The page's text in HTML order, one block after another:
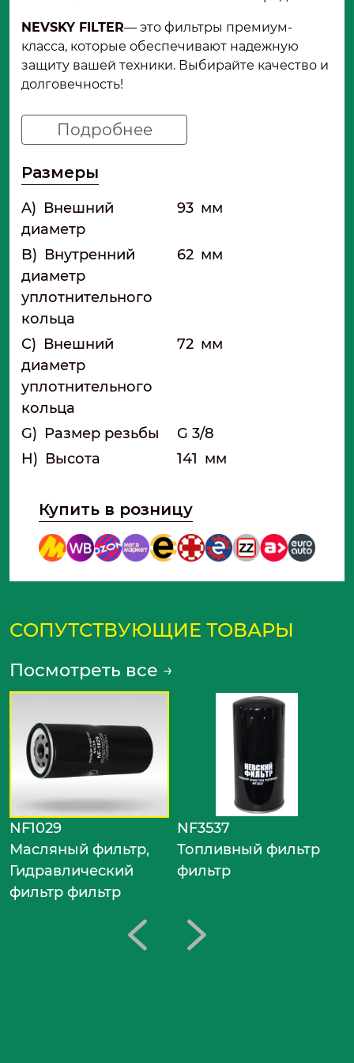
NEVSKY FILTER— это фильтры премиум-
класса, которые обеспечивают надежную
защиту вашей техники. Выбирайте качество и
долговечность!
Подробнее
Размеры
A) Внешний
диаметр
93 мм
B) Внутренний
диаметр
уплотнительного
кольца
62 мм
C) Внешний
диаметр
уплотнительного
кольца
72 мм
G) Размер резьбы
G 3/8
H) Высота 141 мм
Купить в розницу
СОПУТСТВУЮЩИЕ ТОВАРЫ
Посмотреть все →
NF1029
Масляный фильтр,
Гидравлический
фильтр фильтр
NF3537
Топливный фильтр
фильтр